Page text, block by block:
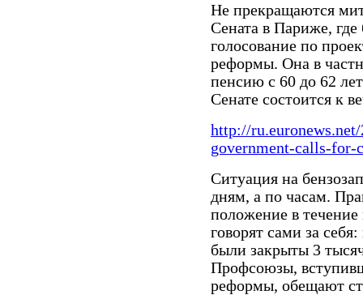
Не прекращаются
Сената в Париже,
голосование по
реформы. Она в
пенсию с 60 до 62
Сенате состоится к
http://
government-calls-for-
Ситуация на
дням, а по часам.
положение в
говорят сами за
были закрыты 3
Профсоюзы,
реформы, обещают